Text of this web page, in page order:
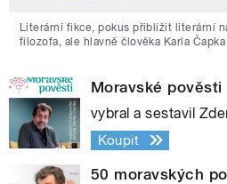
Literární fikce, pokus přiblížit literární
filozofa, ale hlavně člověka Karla
Moravské pověsti
vybral a sestavil
Koupit
50 moravských